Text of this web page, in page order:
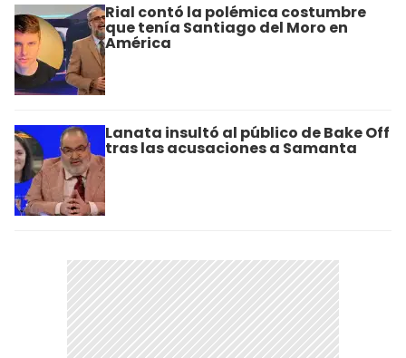
Rial contó la polémica costumbre
que tenía Santiago del Moro en
América
Lanata insultó al público de Bake Off
tras las acusaciones a Samanta